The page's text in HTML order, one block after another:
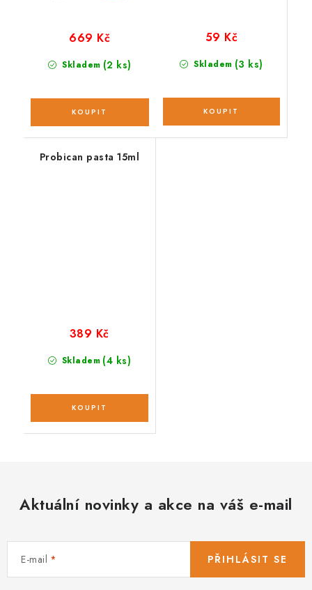
Skladem (2 ks)
669 Kč
Skladem (3 ks)
59 Kč
Probican pasta 15ml
Skladem (4 ks)
389 Kč
Aktuální novinky a akce na váš e-mail
E-mail PŘIHLÁSIT SE